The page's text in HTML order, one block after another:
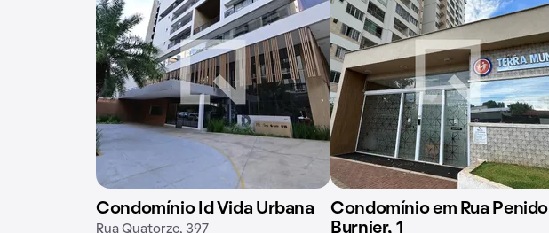
Condomínio Id Vida Urbana
Rua Quatorze, 397
Condomínio em Rua Penido
Burnier, 1